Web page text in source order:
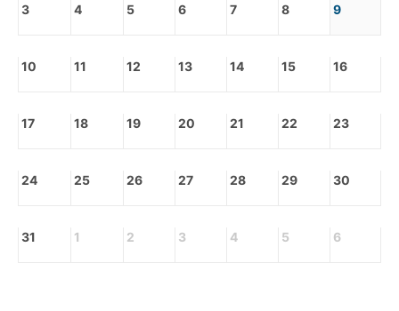
3 4 5 6 7 8 9
10 11 12 13 14 15 16
17 18 19 20 21 22 23
24 25 26 27 28 29 30
31 1 2 3 4 5 6